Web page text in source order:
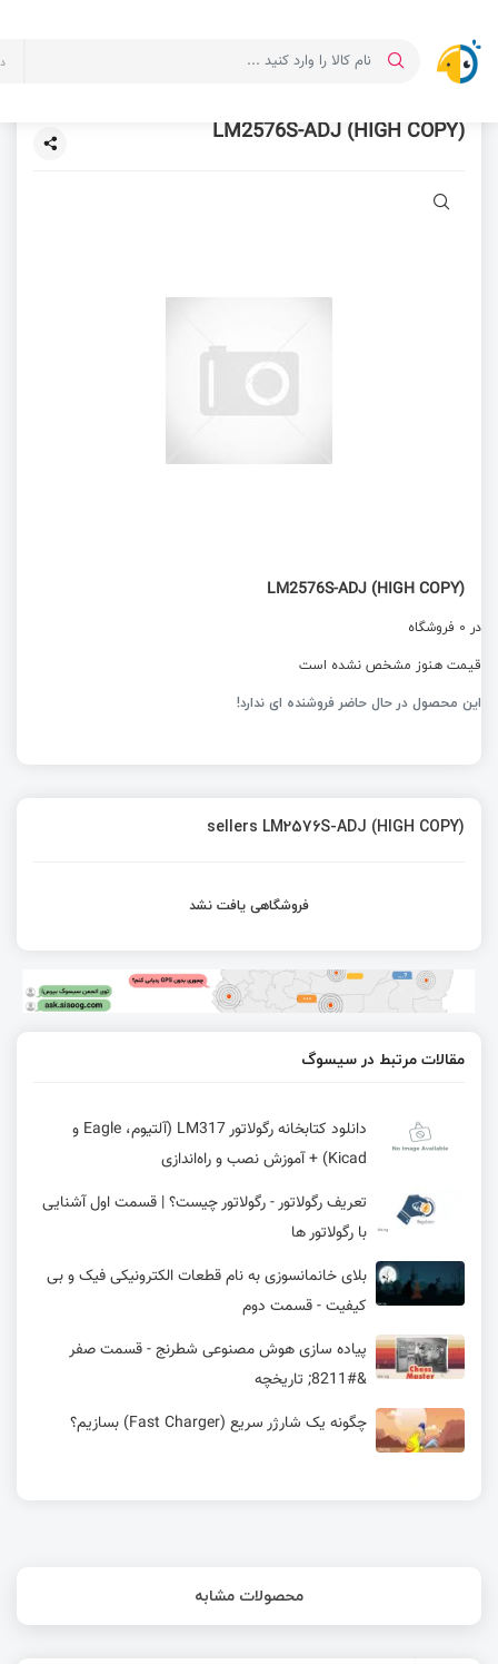
LM2576S-ADJ (HIGH COPY)
LM2576S-ADJ (HIGH COPY)
در 0 فروشگاه
قیمت هنوز مشخص نشده است
این محصول در حال حاضر فروشنده ای ندارد!
sellers LM2576S-ADJ (HIGH COPY)
فروشگاهی یافت نشد
مقالات مرتبط در سیسوگ
دانلود کتابخانه رگولاتور LM317 (آلتیوم، Eagle و
Kicad) + آموزش نصب و راه‌اندازی
تعریف رگولاتور - رگولاتور چیست؟ | قسمت اول آشنایی
با رگولاتور ها
بلای خانمانسوزی به نام قطعات الکترونیکی فیک و بی
کیفیت - قسمت دوم
پیاده سازی هوش مصنوعی شطرنج - قسمت صفر
&#8211; تاریخچه
چگونه یک شارژر سریع (Fast Charger) بسازیم؟
محصولات مشابه